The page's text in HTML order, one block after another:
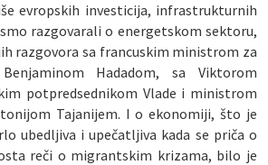
evropskih investicija, infrastrukturnih
razgovarali o energetskom sektoru,
razgovora sa francuskim ministrom za
Hadadom, sa Viktorom
potpredsednikom Vlade i ministrom
Tajanijem. I o ekonomiji, što je
ubedljiva i upečatljiva kada se priča o
reči o migrantskim krizama, bilo je